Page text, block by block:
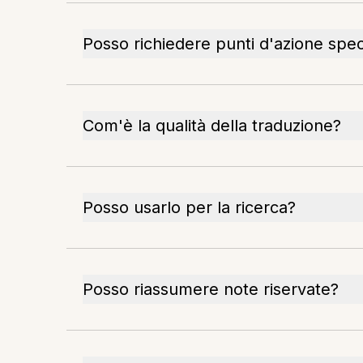
Posso richiedere punti d'azione
Com'è la qualità della traduzione?
Posso usarlo per la ricerca?
Posso riassumere note riservate?